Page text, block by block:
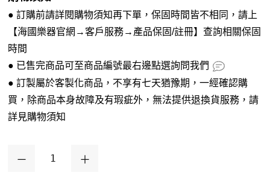
● 訂購前請詳閱購物須知再下單，保固時間皆不相同，請上
【海國樂器官網→客戶服務→產品保固/註冊】查詢相關保固
時間
● 已售完商品可至商品編號最右邊點選詢問我們
● 訂製屬於客製化商品，不享有七天猶豫期，一經確認購
買，除商品本身故障及有瑕疵外，無法提供退換貨服務，請
詳見購物須知